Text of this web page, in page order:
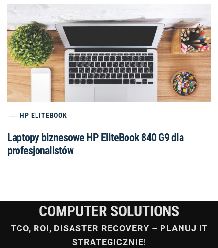
HP ELITEBOOK
Laptopy biznesowe HP EliteBook 840 G9 dla
profesjonalistów
COMPUTER SOLUTIONS
TCO, ROI, DISASTER RECOVERY – PLANUJ IT
STRATEGICZNIE!